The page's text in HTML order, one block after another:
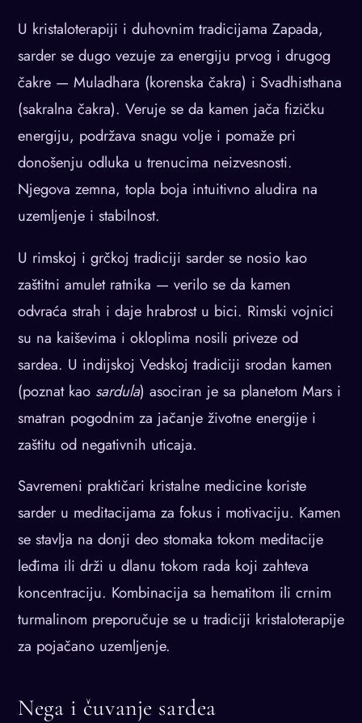
U kristaloterapiji i duhovnim tradicijama Zapada,
sarder se dugo vezuje za energiju prvog i drugog
čakre — Muladhara (korenska čakra) i Svadhisthana
(sakralna čakra). Veruje se da kamen jača fizičku
energiju, podržava snagu volje i pomaže pri
donošenju odluka u trenucima neizvesnosti.
Njegova zemna, topla boja intuitivno aludira na
uzemljenje i stabilnost.
U rimskoj i grčkoj tradiciji sarder se nosio kao
zaštitni amulet ratnika — verilo se da kamen
odvraća strah i daje hrabrost u bici. Rimski vojnici
su na kaiševima i okloplima nosili priveze od
sardea. U indijskoj Vedskoj tradiciji srodan kamen
(poznat kao sardula) asociran je sa planetom Mars i
smatran pogodnim za jačanje životne energije i
zaštitu od negativnih uticaja.
Savremeni praktičari kristalne medicine koriste
sarder u meditacijama za fokus i motivaciju. Kamen
se stavlja na donji deo stomaka tokom meditacije
leđima ili drži u dlanu tokom rada koji zahteva
koncentraciju. Kombinacija sa hematitom ili crnim
turmalinom preporučuje se u tradiciji kristaloterapije
za pojačano uzemljenje.
Nega i čuvanje sardea